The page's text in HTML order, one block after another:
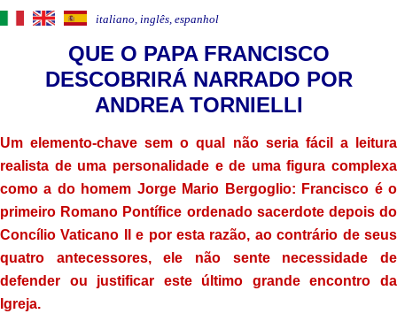
italiano, inglês, espanhol
QUE O PAPA FRANCISCO
DESCOBRIRÁ NARRADO POR
ANDREA TORNIELLI
Um elemento-chave sem o qual não seria fácil a leitura
realista de uma personalidade e de uma figura complexa
como a do homem Jorge Mario Bergoglio: Francisco é o
primeiro Romano Pontífice ordenado sacerdote depois do
Concílio Vaticano II e por esta razão, ao contrário de seus
quatro antecessores, ele não sente necessidade de
defender ou justificar este último grande encontro da
Igreja.